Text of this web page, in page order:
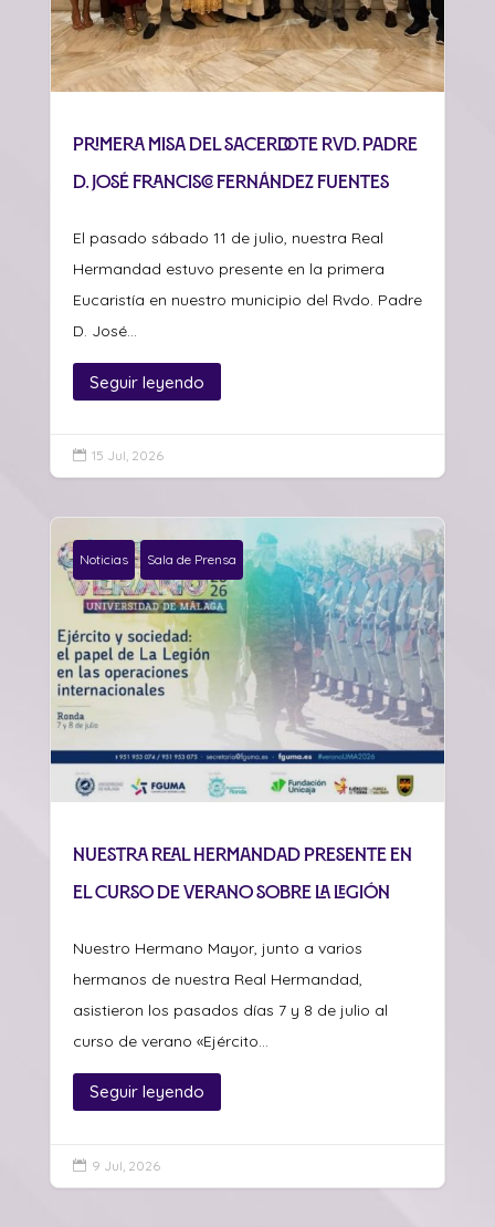
Primera misa del sacerdote Rvd. Padre
D. José Francisco Fernández Fuentes
El pasado sábado 11 de julio, nuestra Real
Hermandad estuvo presente en la primera
Eucaristía en nuestro municipio del Rvdo. Padre
D. José...
Seguir leyendo
 15 Jul, 2026
Noticias Sala de Prensa
Nuestra Real Hermandad presente en
el curso de verano sobre La Legión
Nuestro Hermano Mayor, junto a varios
hermanos de nuestra Real Hermandad,
asistieron los pasados días 7 y 8 de julio al
curso de verano «Ejército...
Seguir leyendo
 9 Jul, 2026